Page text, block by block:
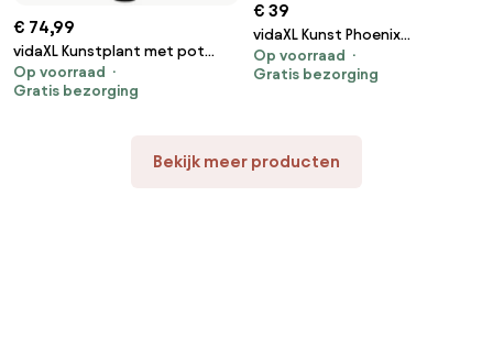
€ 74,99
vidaXL Kunstplant met pot
cycaspalm 140 cm groen
Op voorraad
Gratis bezorging
€ 39
vidaXL Kunst Phoenix
palmboom met pot 130 cm
Op voorraad
Gratis bezorging
Bekijk meer producten